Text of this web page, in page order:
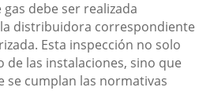
debe ser realizada
distribuidora correspondiente
Esta inspección no solo
de las instalaciones, sino que
se cumplan las normativas